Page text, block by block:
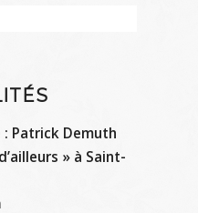
Patrick Demuth
» à Saint-